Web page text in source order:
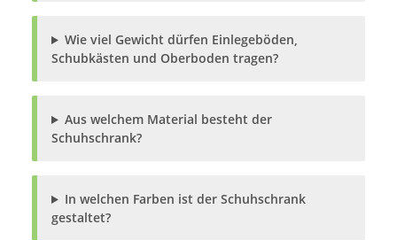
Wie viel Gewicht dürfen Einlegeböden,
Schubkästen und Oberboden tragen?
Aus welchem Material besteht der
Schuhschrank?
In welchen Farben ist der Schuhschrank
gestaltet?